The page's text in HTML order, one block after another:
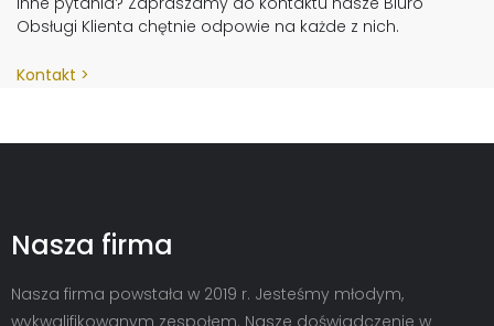
Obsługi Klienta chętnie odpowie na każde z nich.
Kontakt
Nasza firma
Nasza firma powstała w 2019 r. Jesteśmy młodym,
wykwalifikowanym zespołem. Nasze doświadczenie w